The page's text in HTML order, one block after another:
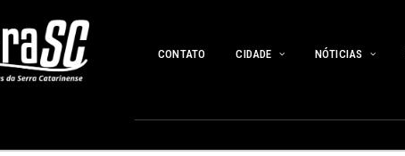
CONTATO CIDADE NÓTICIAS